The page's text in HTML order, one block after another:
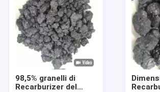
98,5% granelli di
Recarburizer del